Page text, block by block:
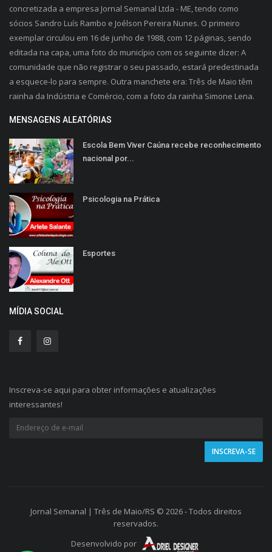
concretizada a empresa Jornal Semanal Ltda - ME, tendo como
sócios Sandro Luís Rambo e Joélson Pereira Nunes. O primeiro
exemplar circulou em 16 de junho de 1988, com 12 páginas, sendo
editada na capa, uma foto do município com os seguinte dizer: A
comunidade que não registrar o seu passado, estará predestinada
a esquece-lo para sempre. Outra manchete era: Três de Maio têm
rainha da Indústria e Comércio, com a foto da rainha Simone Lena.
MENSAGENS ALEATÓRIAS
Escola Bem Viver Caúna recebe reconhecimento
nacional por...
Psicologia na Prática
Esportes
MÍDIA SOCIAL
Inscreva-se aqui para obter informações e atualizações
interessantes!
Jornal Semanal | Três de Maio/RS © 2026 - Todos direitos
reservados.
Desenvolvido por